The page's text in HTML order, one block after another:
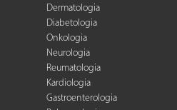
Dermatologia
Diabetologia
Onkologia
Neurologia
Reumatologia
Kardiologia
Gastroenterologia